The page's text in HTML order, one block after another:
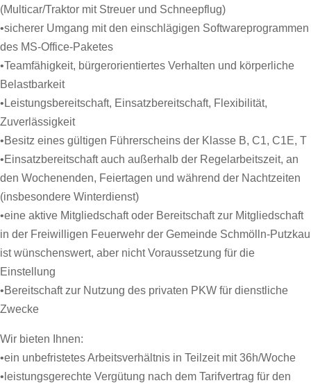
(Multicar/Traktor mit Streuer und Schneepflug)
•sicherer Umgang mit den einschlägigen Softwareprogrammen
des MS-Office-Paketes
•Teamfähigkeit, bürgerorientiertes Verhalten und körperliche
Belastbarkeit
•Leistungsbereitschaft, Einsatzbereitschaft, Flexibilität,
Zuverlässigkeit
•Besitz eines gültigen Führerscheins der Klasse B, C1, C1E, T
•Einsatzbereitschaft auch außerhalb der Regelarbeitszeit, an
den Wochenenden, Feiertagen und während der Nachtzeiten
(insbesondere Winterdienst)
•eine aktive Mitgliedschaft oder Bereitschaft zur Mitgliedschaft
in der Freiwilligen Feuerwehr der Gemeinde Schmölln-Putzkau
ist wünschenswert, aber nicht Voraussetzung für die
Einstellung
•Bereitschaft zur Nutzung des privaten PKW für dienstliche
Zwecke
Wir bieten Ihnen:
•ein unbefristetes Arbeitsverhältnis in Teilzeit mit 36h/Woche
•leistungsgerechte Vergütung nach dem Tarifvertrag für den